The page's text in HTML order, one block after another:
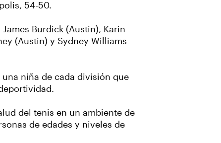
54-50.
Burdick (Austin), Karin
(Austin) y Sydney Williams
niña de cada división que
del tenis en un ambiente de
de edades y niveles de